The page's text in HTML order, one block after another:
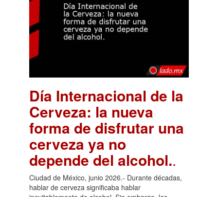
Día Internacional de la
Cerveza: la nueva
forma de disfrutar una
cerveza ya no
depende del alcohol..
Ciudad de México, junio 2026.- Durante décadas,
hablar de cerveza significaba hablar